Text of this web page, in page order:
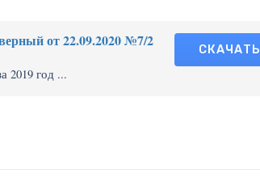
СКАЧАТЬ
от 22.09.2020 №7/2
2019 год ...